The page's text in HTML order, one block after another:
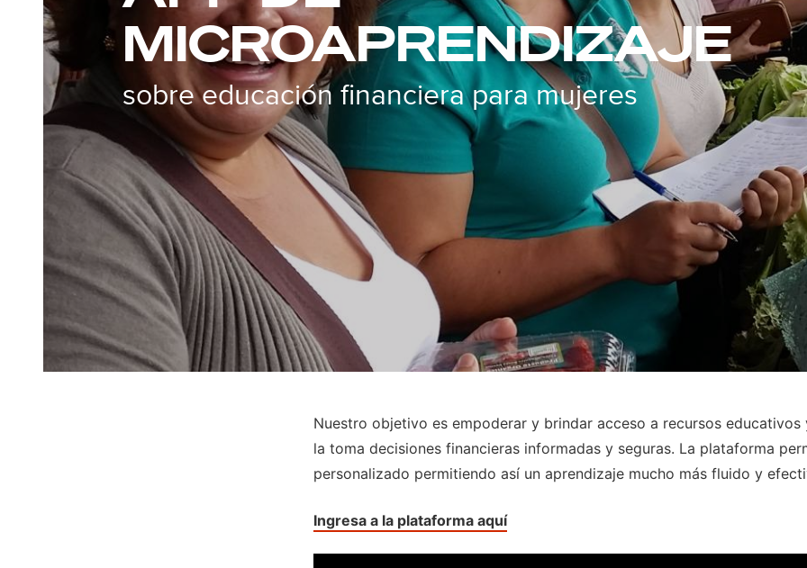
MICROAPRENDIZAJE
sobre educación financiera para mujeres
Nuestro objetivo es empoderar y brindar acceso a recursos
la toma decisiones financieras informadas y seguras. La plataforma
personalizado permitiendo así un aprendizaje mucho más fluido y
Ingresa a la plataforma aquí